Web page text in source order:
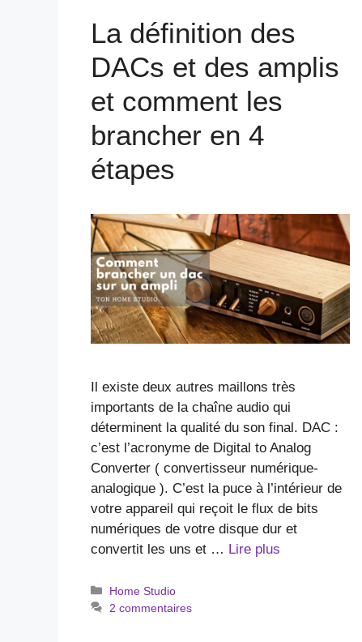
La définition des
DACs et des amplis
et comment les
brancher en 4
étapes
Il existe deux autres maillons très
importants de la chaîne audio qui
déterminent la qualité du son final. DAC :
c’est l’acronyme de Digital to Analog
Converter ( convertisseur numérique-
analogique ). C’est la puce à l’intérieur de
votre appareil qui reçoit le flux de bits
numériques de votre disque dur et
convertit les uns et … Lire plus
Catégories
Home Studio
2 commentaires